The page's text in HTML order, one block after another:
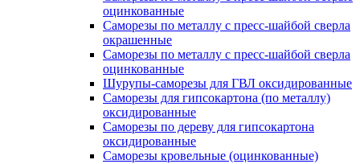
оцинкованные
Саморезы по металлу с пресс-шайбой сверла
окрашенные
Саморезы по металлу с пресс-шайбой сверла
оцинкованные
Шурупы-саморезы для ГВЛ оксидированные
Саморезы для гипсокартона (по металлу)
оксидированные
Саморезы по дереву для гипсокартона
оксидированные
Саморезы кровельные (оцинкованные)